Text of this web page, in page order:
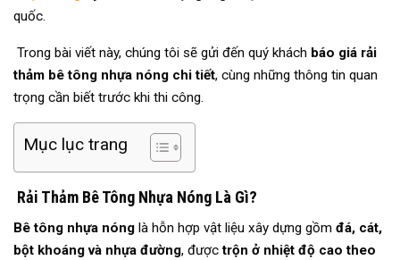
quốc.
Trong bài viết này, chúng tôi sẽ gửi đến quý khách báo giá rải
thảm bê tông nhựa nóng chi tiết, cùng những thông tin quan
trọng cần biết trước khi thi công.
Mục lục trang
Rải Thảm Bê Tông Nhựa Nóng Là Gì?
Bê tông nhựa nóng là hỗn hợp vật liệu xây dựng gồm đá, cát,
bột khoáng và nhựa đường, đượctrộn ở nhiệt độ cao theo